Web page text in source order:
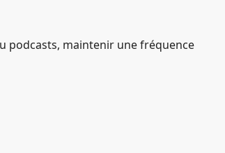
podcasts, maintenir une fréquence